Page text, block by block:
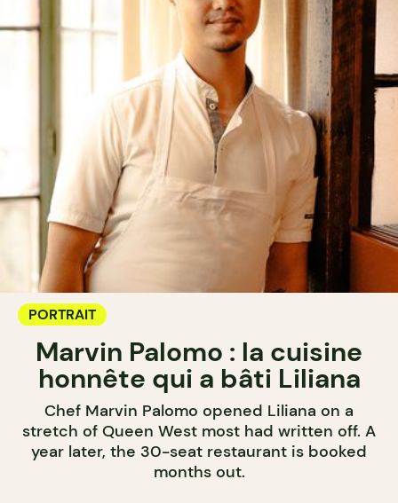
PORTRAIT
Marvin Palomo : la cuisine
honnête qui a bâti Liliana
Chef Marvin Palomo opened Liliana on a
stretch of Queen West most had written off. A
year later, the 30-seat restaurant is booked
months out.